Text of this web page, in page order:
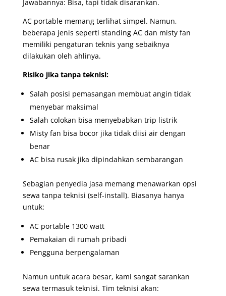
Jawabannya: Bisa, tapi tidak disarankan.
AC portable memang terlihat simpel. Namun,
beberapa jenis seperti standing AC dan misty fan
memiliki pengaturan teknis yang sebaiknya
dilakukan oleh ahlinya.
Risiko jika tanpa teknisi:
Salah posisi pemasangan membuat angin tidak
menyebar maksimal
Salah colokan bisa menyebabkan trip listrik
Misty fan bisa bocor jika tidak diisi air dengan
benar
AC bisa rusak jika dipindahkan sembarangan
Sebagian penyedia jasa memang menawarkan opsi
sewa tanpa teknisi (self-install). Biasanya hanya
untuk:
AC portable 1300 watt
Pemakaian di rumah pribadi
Pengguna berpengalaman
Namun untuk acara besar, kami sangat sarankan
sewa termasuk teknisi. Tim teknisi akan: